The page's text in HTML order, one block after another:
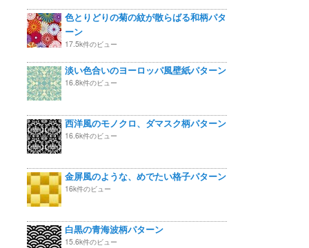
色とりどりの菊の紋が散らばる和柄パタ
ーン
17.5k件のビュー
淡い色合いのヨーロッパ風壁紙パターン
16.8k件のビュー
西洋風のモノクロ、ダマスク柄パターン
16.6k件のビュー
金屏風のような、めでたい格子パターン
16k件のビュー
白黒の青海波柄パターン
15.6k件のビュー